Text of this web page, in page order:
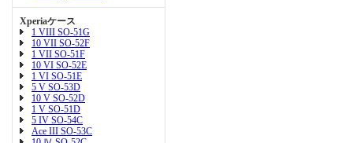
Xperiaケース
1 VIII SO-51G
10 VII SO-52F
1 VII SO-51F
10 VI SO-52E
1 VI SO-51E
5 V SO-53D
10 V SO-52D
1 V SO-51D
5 IV SO-54C
Ace III SO-53C